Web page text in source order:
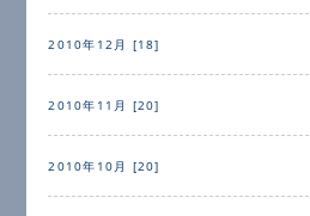
2010年12月 [18]
2010年11月 [20]
2010年10月 [20]